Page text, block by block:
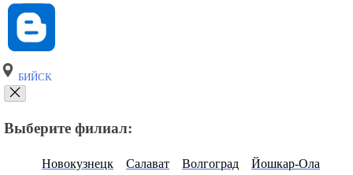
БИЙСК
Выберите филиал:
Новокузнецк Салават Волгоград
Йошкар-Ола